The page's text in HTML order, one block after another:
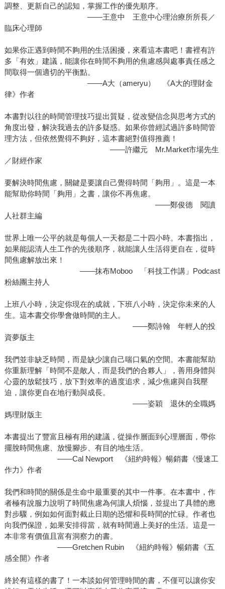
調整、更新自己的認知，掌握工作的優先順序。
——王意中 王意中心理治療所所長／
臨床心理師
如果你正遇到時間不夠用的生活困擾，來看這本書吧！書裡有許
多「有效」建議，能讓你在時間不夠用的焦慮感與處事責任感之
間取得一個適切的平衡點。
——A大（ameryu） 《A大的理財金
律》作者
本書對以往的時間管理技巧提出質疑，從改變信念與思考方式的
角度出發，解決我過去的許多疑惑。如果你曾經試過許多時間管
理方法，但依然覺得不夠好，這本書絕對值得推薦！
——許繼元 Mr.Market市場先生
／財經作家
要解決時間焦慮，關鍵是要讓自己覺得時間「夠用」。這是一本
能幫助你時間「夠用」之書，讓你不再焦慮。
——鄭俊德 閱讀
人社群主編
世界上唯一公平的就是每個人一天都是二十四小時。本書指出，
如果能認清人生工作的先後順序，就能讓人生活得更自在，從時
間焦慮解放出來！
——抹布Moboo 「科技工作講」Podcast
粉絲團主持人
上班八小時，決定你現在的成就，下班八小時，決定你未來的人
生。這本書交你學會做時間的主人。
——鄭詩翰 年輕人的投
資夢版主
我們並非缺乏時間，而是缺少讓自己喘口氣的空間。本書能幫助
你重新理解「時間不是敵人，而是我們的合夥人」，善用身體與
心靈的放鬆技巧，放下對效率的過度追求，減少焦慮與自我壓
迫，讓你更自在地行動與成長。
——姿穎 退休的全職媽
媽理財版主
本書提出了豐富且極有用的建議，從操作層面到心理層面，帶你
擺脫時間焦慮、放慢腳步、有目的地生活。
——Cal Newport 《紐約時報》暢銷書《慢速工
作力》作者
我們和時間的關係是生命中最重要的其中一件事。在本書中，作
者極有說服力說明了時間焦慮為何讓人煩惱，並提出了具體的應
對步驟，例如如何面對截止日期的恐懼和長時間的忙碌。作者也
向我們保證，如果安排得當，就有時間過上美好的生活。這是一
本非常有價值且富有洞察力的書。
——Gretchen Rubin 《紐約時報》暢銷書《五
感全開》作者
終於有這樣的書了！一本談如何管理時間的書，不僅可以讓你安